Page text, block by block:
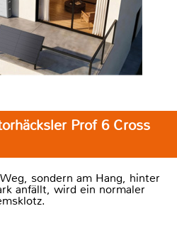
Prof 6 Cross
sondern am Hang, hinter
anfällt, wird ein normaler